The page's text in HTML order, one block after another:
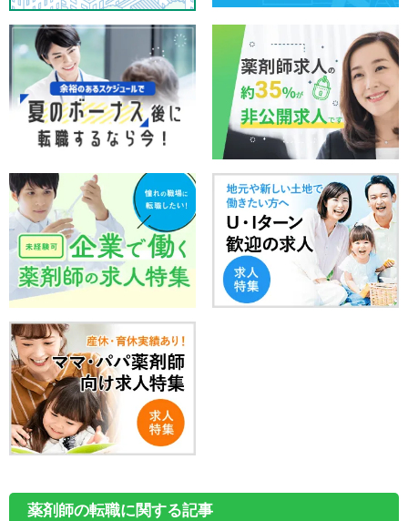
薬剤師の転職に関する記事